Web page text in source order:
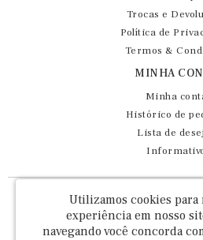
Trocas e
Política de
Termos &
MINHA
Minha
Histórico de
Lista de
Fernando Maluhy Cia Ltda -
Rua Dr Euclydes da Cunha, 47 - Brás -
Utilizamos cookies para
experiência em nosso
navegando você concorda